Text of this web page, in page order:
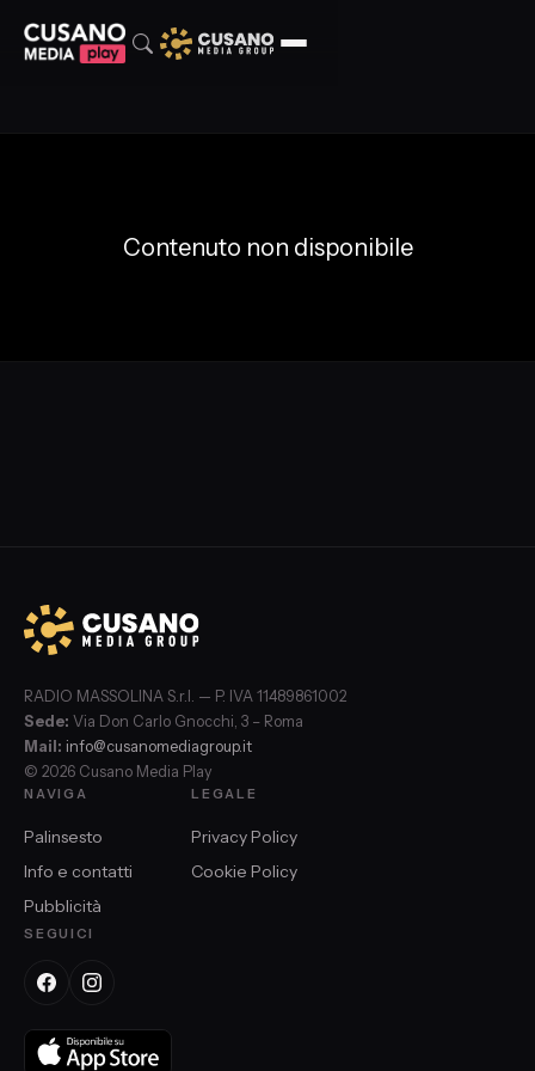
Contenuto non disponibile
RADIO MASSOLINA S.r.l. — P. IVA 11489861002
Sede: Via Don Carlo Gnocchi, 3 – Roma
Mail: info@cusanomediagroup.it
© 2026 Cusano Media Play
NAVIGA
Palinsesto
Info e contatti
Pubblicità
LEGALE
Privacy Policy
Cookie Policy
SEGUICI